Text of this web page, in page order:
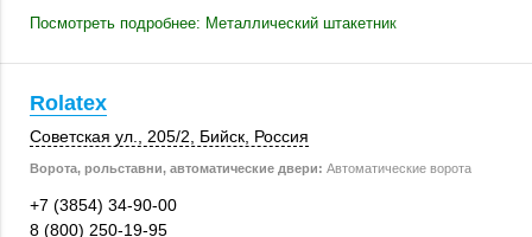
Посмотреть подробнее: Металлический штакетник
Rolatex
Советская ул. 205/2 Бийск Россия
Ворота, рольставни, автоматические двери: Автоматические ворота
+7 (3854) 34-90-00
8 (800) 250-19-95